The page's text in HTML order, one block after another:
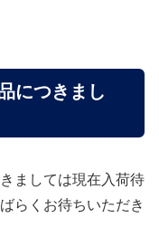
につきまし
ましては現在入荷待
らくお待ちいただき